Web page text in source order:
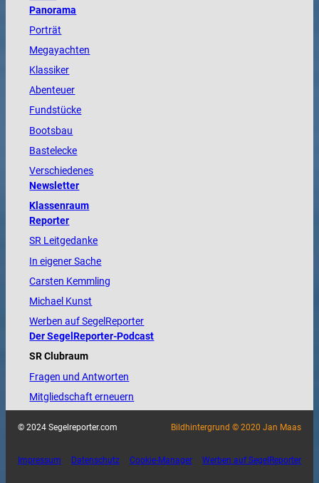
Panorama
Porträt
Megayachten
Klassiker
Abenteuer
Fundstücke
Bootsbau
Bastelecke
Verschiedenes
Newsletter
Klassenraum
Reporter
SR Leitgedanke
In eigener Sache
Carsten Kemmling
Michael Kunst
Werben auf SegelReporter
Der SegelReporter-Podcast
SR Clubraum
Fragen und Antworten
Mitgliedschaft erneuern
© 2024 Segelreporter.com Bildhintergrund © 2020 Jan Maas
Impressum Datenschutz Cookie-Manager Werben auf SegelReporter